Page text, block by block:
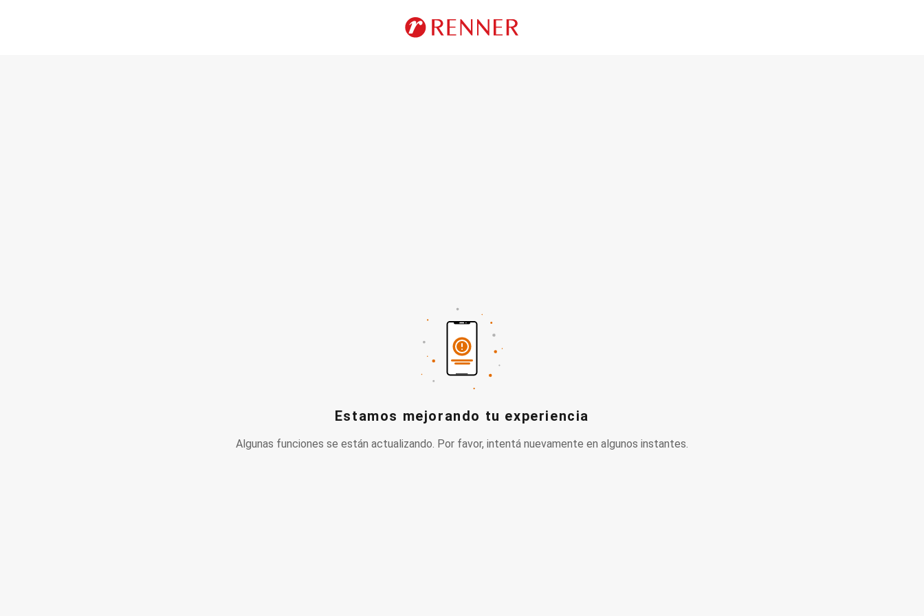
Estamos mejorando tu experiencia
Algunas funciones se están actualizando. Por favor, intentá nuevamente en algunos instantes.